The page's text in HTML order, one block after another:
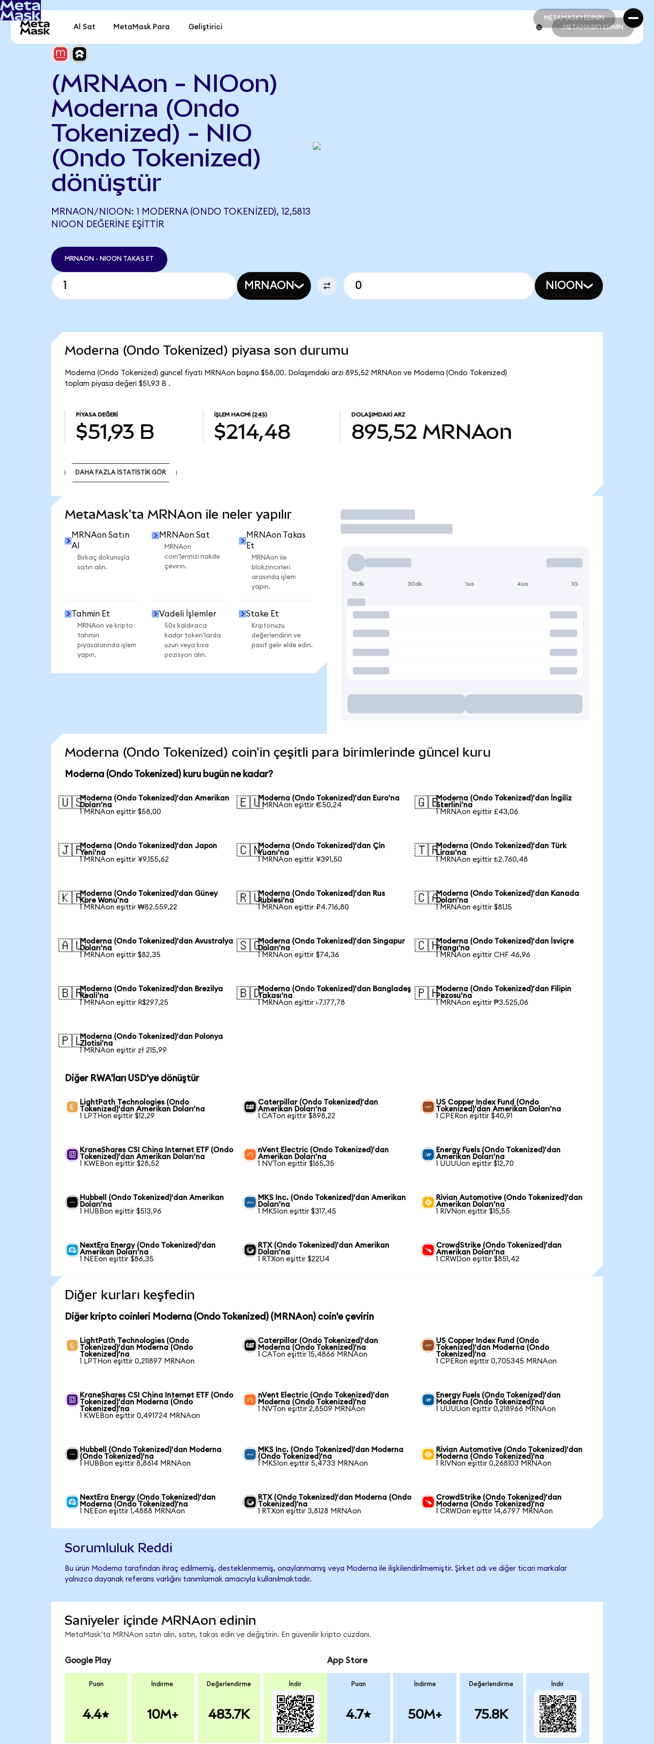
METAMASK'I EDİNİN
METAMASK'I EDİNİN
Al Sat MetaMask Para Geliştirici METAMASK'I EDİNİN
(MRNAon - NIOon)
Moderna (Ondo
Tokenized) - NIO
(Ondo Tokenized)
dönüştür
MRNAON/NIOON: 1 MODERNA (ONDO TOKENIZED), 12,5813
NIOON DEĞERINE EŞITTIR
MRNAON - NIOON TAKAS ET
MRNAON NIOON
Moderna (Ondo Tokenized) piyasa son durumu
Moderna (Ondo Tokenized) güncel fiyatı MRNAon başına $58,00. Dolaşımdaki arzı 895,52 MRNAon ve Moderna (Ondo Tokenized)
toplam piyasa değeri $51,93 B .
PIYASA DEĞERI
$51,93 B
İŞLEM HACMI (24S)
$214,48
DOLAŞIMDAKI ARZ
895,52 MRNAon
DAHA FAZLA İSTATİSTİK GÖR
MetaMask'ta MRNAon ile neler yapılır
MRNAon Satın
Al
Birkaç dokunuşla
satın alın.
MRNAon Sat
MRNAon
coin'lerinizi nakde
çevirin.
MRNAon Takas
Et
MRNAon ile
blokzincirleri
arasında işlem
yapın.
Tahmin Et
MRNAon ve kripto
tahmin
piyasalarında işlem
yapın.
Vadeli İşlemler
50x kaldıraca
kadar token'larda
uzun veya kısa
pozisyon alın.
Stake Et
Kriptonuzu
değerlendirin ve
pasif gelir elde edin.
İşlem Yap
15dk 30dk 1sa 4sa 1G
Moderna (Ondo Tokenized) coin'in çeşitli para birimlerinde güncel kuru
Moderna (Ondo Tokenized) kuru bugün ne kadar?
🇺🇸Moderna (Ondo Tokenized)'dan Amerikan
Doları'na
1 MRNAon eşittir $58,00
🇪🇺Moderna (Ondo Tokenized)'dan Euro'na
1 MRNAon eşittir €50,24
🇬🇧Moderna (Ondo Tokenized)'dan İngiliz
Sterlini'na
1 MRNAon eşittir £43,06
🇯🇵Moderna (Ondo Tokenized)'dan Japon
Yeni'na
1 MRNAon eşittir ¥9.155,62
🇨🇳Moderna (Ondo Tokenized)'dan Çin
Yuanı'na
1 MRNAon eşittir ¥391,50
🇹🇷Moderna (Ondo Tokenized)'dan Türk
Lirası'na
1 MRNAon eşittir ₺2.760,48
🇰🇷Moderna (Ondo Tokenized)'dan Güney
Kore Wonu'na
1 MRNAon eşittir ₩82.559,22
🇷🇺Moderna (Ondo Tokenized)'dan Rus
Rublesi'na
1 MRNAon eşittir ₽4.716,80
🇨🇦Moderna (Ondo Tokenized)'dan Kanada
Doları'na
1 MRNAon eşittir $81,15
🇦🇺Moderna (Ondo Tokenized)'dan Avustralya
Doları'na
1 MRNAon eşittir $82,35
🇸🇬Moderna (Ondo Tokenized)'dan Singapur
Doları'na
1 MRNAon eşittir $74,36
🇨🇭Moderna (Ondo Tokenized)'dan İsviçre
Frangı'na
1 MRNAon eşittir CHF 46,96
🇧🇷Moderna (Ondo Tokenized)'dan Brezilya
Reali'na
1 MRNAon eşittir R$297,25
🇧🇩Moderna (Ondo Tokenized)'dan Bangladeş
Takası'na
1 MRNAon eşittir ৳7.177,78
🇵🇭Moderna (Ondo Tokenized)'dan Filipin
Pezosu'na
1 MRNAon eşittir ₱3.525,06
🇵🇱Moderna (Ondo Tokenized)'dan Polonya
Zlotisi'na
1 MRNAon eşittir zł 215,99
Diğer RWA'ları USD'ye dönüştür
LightPath Technologies (Ondo
Tokenized)'dan Amerikan Doları'na
1 LPTHon eşittir $12,29
Caterpillar (Ondo Tokenized)'dan
Amerikan Doları'na
1 CATon eşittir $898,22
US Copper Index Fund (Ondo
Tokenized)'dan Amerikan Doları'na
1 CPERon eşittir $40,91
KraneShares CSI China Internet ETF (Ondo
Tokenized)'dan Amerikan Doları'na
1 KWEBon eşittir $28,52
nVent Electric (Ondo Tokenized)'dan
Amerikan Doları'na
1 NVTon eşittir $165,35
Energy Fuels (Ondo Tokenized)'dan
Amerikan Doları'na
1 UUUUon eşittir $12,70
Hubbell (Ondo Tokenized)'dan Amerikan
Doları'na
1 HUBBon eşittir $513,96
MKS Inc. (Ondo Tokenized)'dan Amerikan
Doları'na
1 MKSIon eşittir $317,45
Rivian Automotive (Ondo Tokenized)'dan
Amerikan Doları'na
1 RIVNon eşittir $15,55
NextEra Energy (Ondo Tokenized)'dan
Amerikan Doları'na
1 NEEon eşittir $86,35
RTX (Ondo Tokenized)'dan Amerikan
Doları'na
1 RTXon eşittir $221,14
CrowdStrike (Ondo Tokenized)'dan
Amerikan Doları'na
1 CRWDon eşittir $851,42
Diğer kurları keşfedin
Diğer kripto coinleri Moderna (Ondo Tokenized) (MRNAon) coin'e çevirin
LightPath Technologies (Ondo
Tokenized)'dan Moderna (Ondo
Tokenized)'na
1 LPTHon eşittir 0,211897 MRNAon
Caterpillar (Ondo Tokenized)'dan
Moderna (Ondo Tokenized)'na
1 CATon eşittir 15,4866 MRNAon
US Copper Index Fund (Ondo
Tokenized)'dan Moderna (Ondo
Tokenized)'na
1 CPERon eşittir 0,705345 MRNAon
KraneShares CSI China Internet ETF (Ondo
Tokenized)'dan Moderna (Ondo
Tokenized)'na
1 KWEBon eşittir 0,491724 MRNAon
nVent Electric (Ondo Tokenized)'dan
Moderna (Ondo Tokenized)'na
1 NVTon eşittir 2,8509 MRNAon
Energy Fuels (Ondo Tokenized)'dan
Moderna (Ondo Tokenized)'na
1 UUUUon eşittir 0,218966 MRNAon
Hubbell (Ondo Tokenized)'dan Moderna
(Ondo Tokenized)'na
1 HUBBon eşittir 8,8614 MRNAon
MKS Inc. (Ondo Tokenized)'dan Moderna
(Ondo Tokenized)'na
1 MKSIon eşittir 5,4733 MRNAon
Rivian Automotive (Ondo Tokenized)'dan
Moderna (Ondo Tokenized)'na
1 RIVNon eşittir 0,268103 MRNAon
NextEra Energy (Ondo Tokenized)'dan
Moderna (Ondo Tokenized)'na
1 NEEon eşittir 1,4888 MRNAon
RTX (Ondo Tokenized)'dan Moderna (Ondo
Tokenized)'na
1 RTXon eşittir 3,8128 MRNAon
CrowdStrike (Ondo Tokenized)'dan
Moderna (Ondo Tokenized)'na
1 CRWDon eşittir 14,6797 MRNAon
Sorumluluk Reddi
Bu ürün Moderna tarafından ihraç edilmemiş, desteklenmemiş, onaylanmamış veya Moderna ile ilişkilendirilmemiştir. Şirket adı ve diğer ticari markalar
yalnızca dayanak referans varlığını tanımlamak amacıyla kullanılmaktadır.
Saniyeler içinde MRNAon edinin
MetaMask'ta MRNAon satın alın, satın, takas edin ve değiştirin. En güvenilir kripto cüzdanı.
Google Play
Puan
4.4
İndirme
10M+
Değerlendirme
483.7K
İndir
App Store
Puan
4.7
İndirme
50M+
Değerlendirme
75.8K
İndir